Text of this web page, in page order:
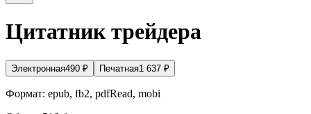
Цитатник трейдера
Электронная490 ₽ Печатная1 637 ₽
Формат: epub, fb2, pdfRead, mobi